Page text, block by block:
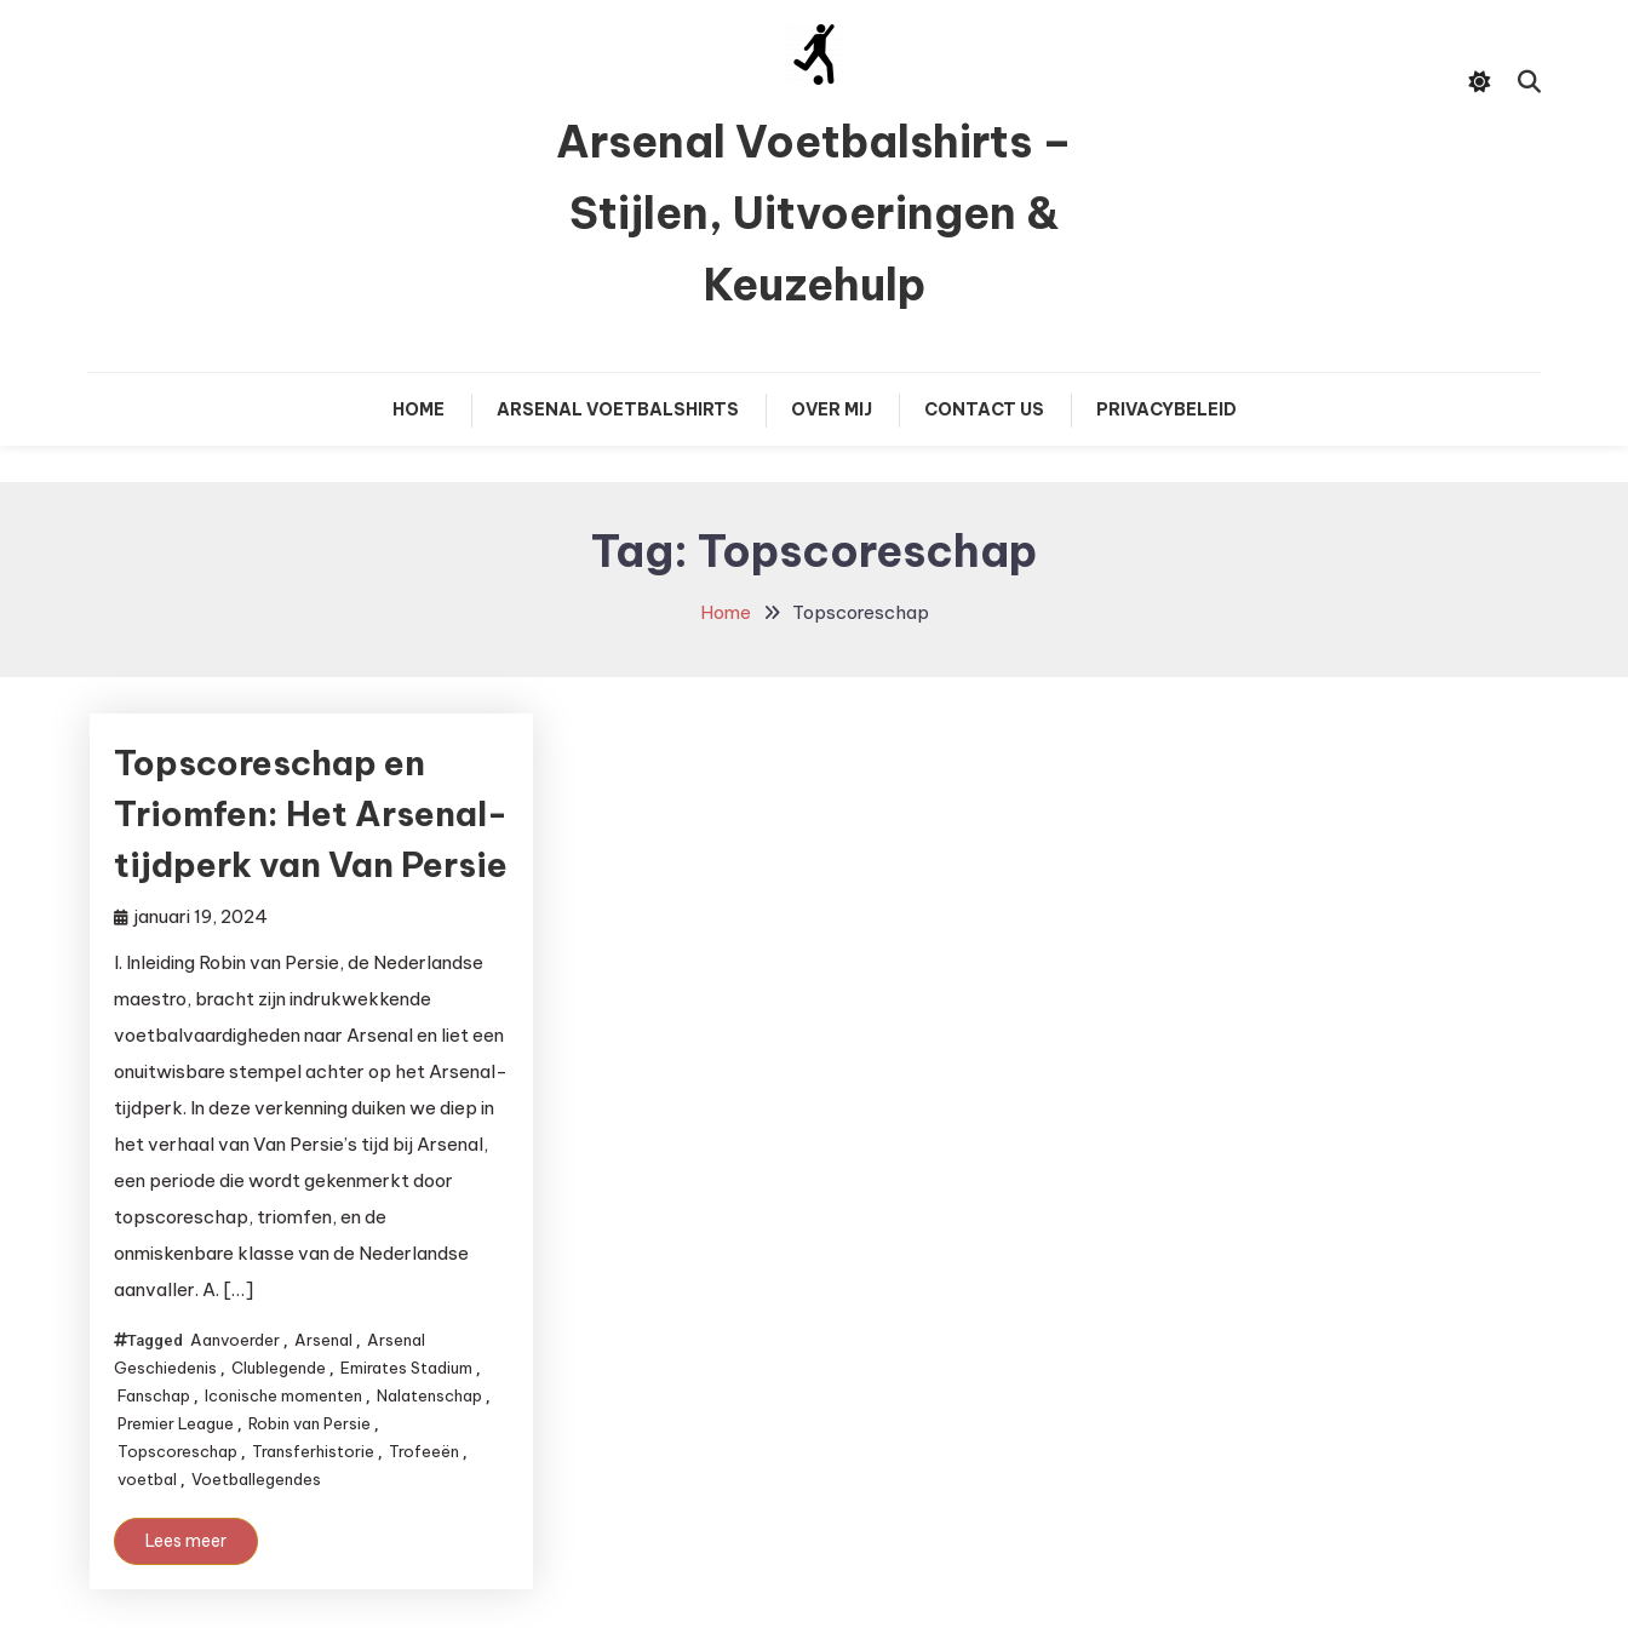
Arsenal Voetbalshirts –
Stijlen, Uitvoeringen &
Keuzehulp
HOME ARSENAL VOETBALSHIRTS OVER MIJ CONTACT US PRIVACYBELEID
Tag: Topscoreschap
Home Topscoreschap
Topscoreschap en
Triomfen: Het Arsenal-
tijdperk van Van Persie
januari 19, 2024
I. Inleiding Robin van Persie, de Nederlandse
maestro, bracht zijn indrukwekkende
voetbalvaardigheden naar Arsenal en liet een
onuitwisbare stempel achter op het Arsenal-
tijdperk. In deze verkenning duiken we diep in
het verhaal van Van Persie’s tijd bij Arsenal,
een periode die wordt gekenmerkt door
topscoreschap, triomfen, en de
onmiskenbare klasse van de Nederlandse
aanvaller. A. […]
Tagged Aanvoerder , Arsenal , Arsenal
Geschiedenis , Clublegende , Emirates Stadium ,
Fanschap , Iconische momenten , Nalatenschap ,
Premier League , Robin van Persie ,
Topscoreschap , Transferhistorie , Trofeeën ,
voetbal , Voetballegendes
Lees meer